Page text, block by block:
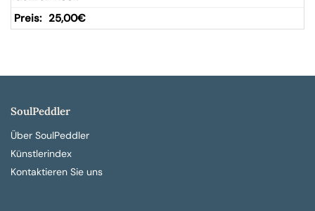
25,00€
SoulPeddler
Über SoulPeddler
Künstlerindex
Kontaktieren Sie uns